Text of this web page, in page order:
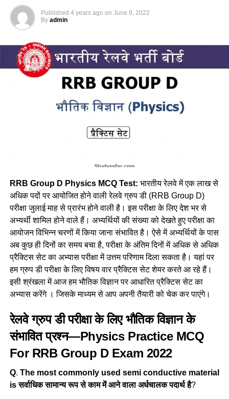
Published 4 years ago on June 9, 2022
By admin
RRB Group D Physics MCQ Test: भारतीय रेलवे में एक लाख से
अधिक पदों पर आयोजित होने वाली रेलवे ग्रुप डी (RRB Group D)
परीक्षा जुलाई माह से प्रारंभ होने वाली है। इस परीक्षा के लिए देश भर से
अभ्यर्थी शामिल होने वाले हैं। अभ्यर्थियों की संख्या को देखते हुए परीक्षा का
आयोजन विभिन्न चरणों में किया जाना संभावित है। ऐसे में अभ्यर्थियों के पास
अब कुछ ही दिनों का समय बचा है, परीक्षा के अंतिम दिनों में अधिक से अधिक
प्रैक्टिस सेट का अभ्यास परीक्षा में उत्तम परिणाम दिला सकता है। यहां पर
हम ग्रुप डी परीक्षा के लिए विषय वार प्रैक्टिस सेट शेयर करते आ रहे हैं।
इसी श्रंखला में आज हम भौतिक विज्ञान पर आधारित प्रैक्टिस सेट का
अभ्यास करेंगे । जिसके माध्यम से आप अपनी तैयारी को चेक कर पाएंगे।
रेलवे ग्रुप डी परीक्षा के लिए भौतिक विज्ञान के
संभावित प्रश्न—Physics Practice MCQ
For RRB Group D Exam 2022
Q. The most commonly used semi conductive material
is सर्वाधिक सामान्य रूप से काम में आने वाला अर्धचालक पदार्थ है?